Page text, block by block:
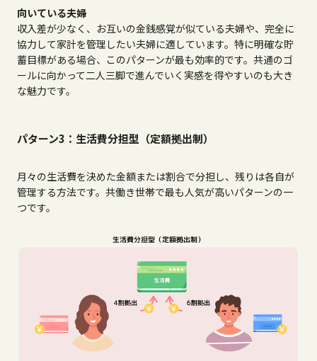
向いている夫婦
収入差が少なく、お互いの金銭感覚が似ている夫婦や、完全に
協力して家計を管理したい夫婦に適しています。特に明確な貯
蓄目標がある場合、このパターンが最も効率的です。共通のゴ
ールに向かって二人三脚で進んでいく実感を得やすいのも大き
な魅力です。
パターン3：生活費分担型（定額拠出制）
月々の生活費を決めた金額または割合で分担し、残りは各自が
管理する方法です。共働き世帯で最も人気が高いパターンの一
つです。